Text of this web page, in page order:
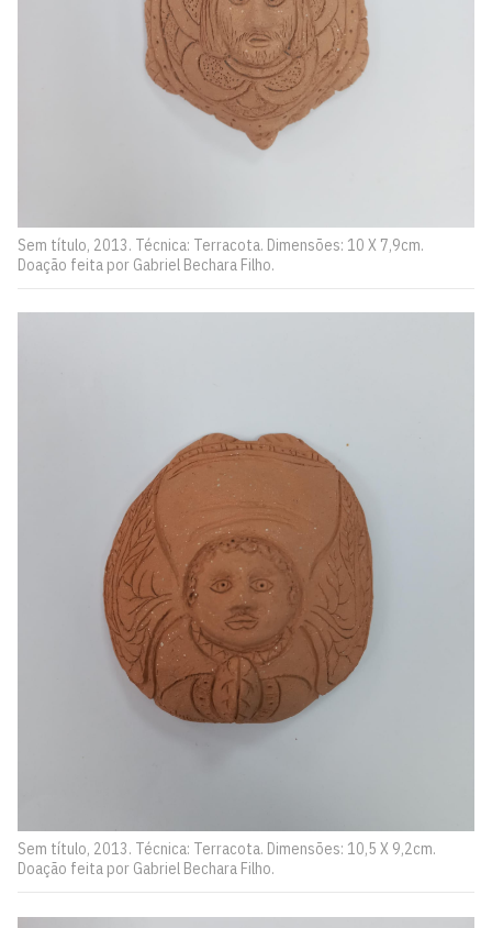
Sem título, 2013. Técnica: Terracota. Dimensões: 10 X 7,9cm.
Doação feita por Gabriel Bechara Filho.
Sem título, 2013. Técnica: Terracota. Dimensões: 10,5 X 9,2cm.
Doação feita por Gabriel Bechara Filho.